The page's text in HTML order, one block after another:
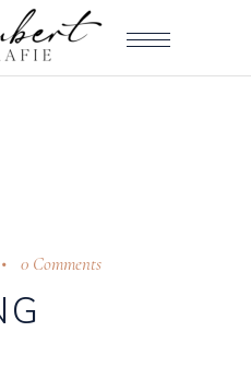
0 Comments